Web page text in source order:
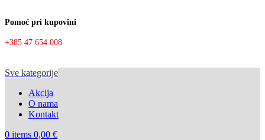
Pomoć pri kupovini
+385 47 654 008
Sve kategorije
Akcija
O nama
Kontakt
0 items 0,00 €